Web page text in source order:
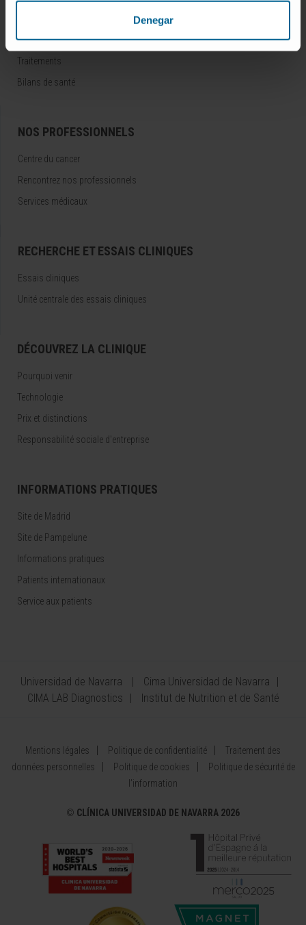
Denegar
Examens diagnostiques
Traitements
Bilans de santé
NOS PROFESSIONNELS
Centre du cancer
Rencontrez nos professionnels
Services médicaux
RECHERCHE ET ESSAIS CLINIQUES
Essais cliniques
Unité centrale des essais cliniques
DÉCOUVREZ LA CLINIQUE
Pourquoi venir
Technologie
Prix et distinctions
Responsabilité sociale d'entreprise
INFORMATIONS PRATIQUES
Site de Madrid
Site de Pampelune
Informations pratiques
Patients internationaux
Service aux patients
Universidad de Navarra
Cima Universidad de Navarra
CIMA LAB Diagnostics
Institut de Nutrition et de Santé
Mentions légales Politique de confidentialité
Traitement des
données personnelles
Politique de cookies
Politique de sécurité de
l’information
© CLÍNICA UNIVERSIDAD DE NAVARRA 2026